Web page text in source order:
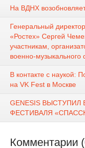
На ВДНХ
Генеральный
«Ростех» Сергей
участникам,
военно-
В контакте с наукой:
на VK Fest в Москве
GENESIS ВЫСТУПИЛ
ФЕСТИВАЛЯ
Комментарии